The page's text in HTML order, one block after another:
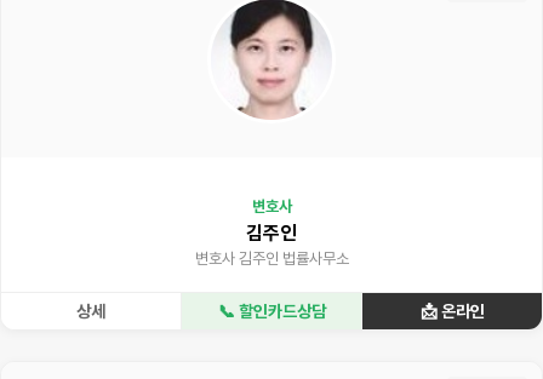
변호사
김주인
변호사 김주인 법률사무소
상세 📞 할인카드상담 📩 온라인